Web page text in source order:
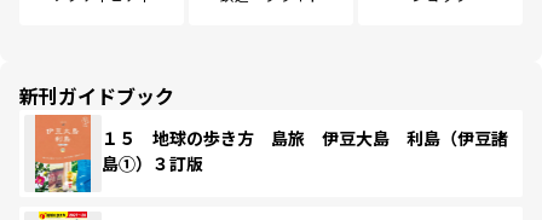
新刊ガイドブック
１５ 地球の歩き方 島旅 伊豆大島 利島（伊豆諸
島①）３訂版